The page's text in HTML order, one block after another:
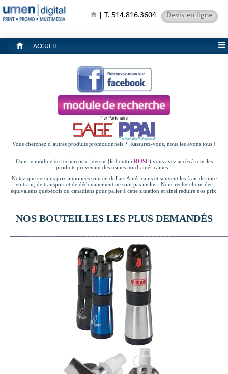
| T. 514.816.3604 Devis en ligne
ACCUEIL
Vous cherchez d’autres produits promotionnels ? Rassurez-vous, nous les avons tous !
Dans le module de recherche ci-dessus (le bouton ROSE) vous avez accès à tous les
produits provenant des usines nord-américaines.
Notez que certains prix annoncés sont en dollars Américains et souvent les frais de mise
en train, de transport et de dédouanement ne sont pas inclus. Nous recherchons des
équivalents québécois ou canadiens pour palier à cette situation et ainsi réduire nos prix.
NOS BOUTEILLES LES PLUS DEMANDÉS